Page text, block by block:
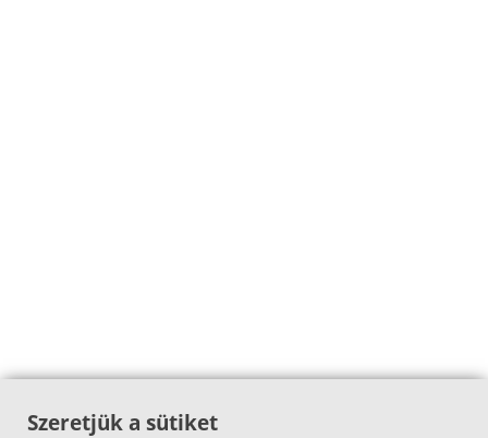
Szeretjük a sütiket